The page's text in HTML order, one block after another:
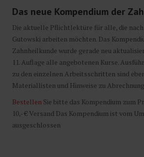
Das neue Kompendium der
Die aktuelle Pflichtlektüre für alle, die
Gutowski arbeiten möchten. Das
Zahnheilkunde wurde gerade neu
11. Auflage alle angebotenen Kurse.
zu den einzelnen Arbeitsschritten sind
Materiallisten und Hinweise zu
Bestellen Sie bitte das Kompendium zum
10,- € Versand Das Kompendium ist vom
ausgeschlossen